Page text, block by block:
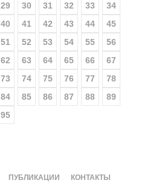
29 30 31 32 33
34
40 41 42 43 44
45
51 52 53 54 55
56
62 63 64 65 66
67
73 74 75 76 77
78
84 85 86 87 88
89
95
ПУБЛИКАЦИИ КОНТАКТЫ